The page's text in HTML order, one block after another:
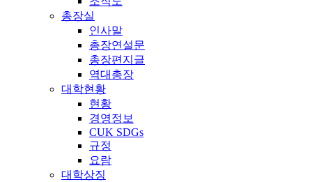
총장실
인사말
총장연설문
총장편지글
역대총장
대학현황
현황
경영정보
CUK SDGs
규정
요람
대학상징